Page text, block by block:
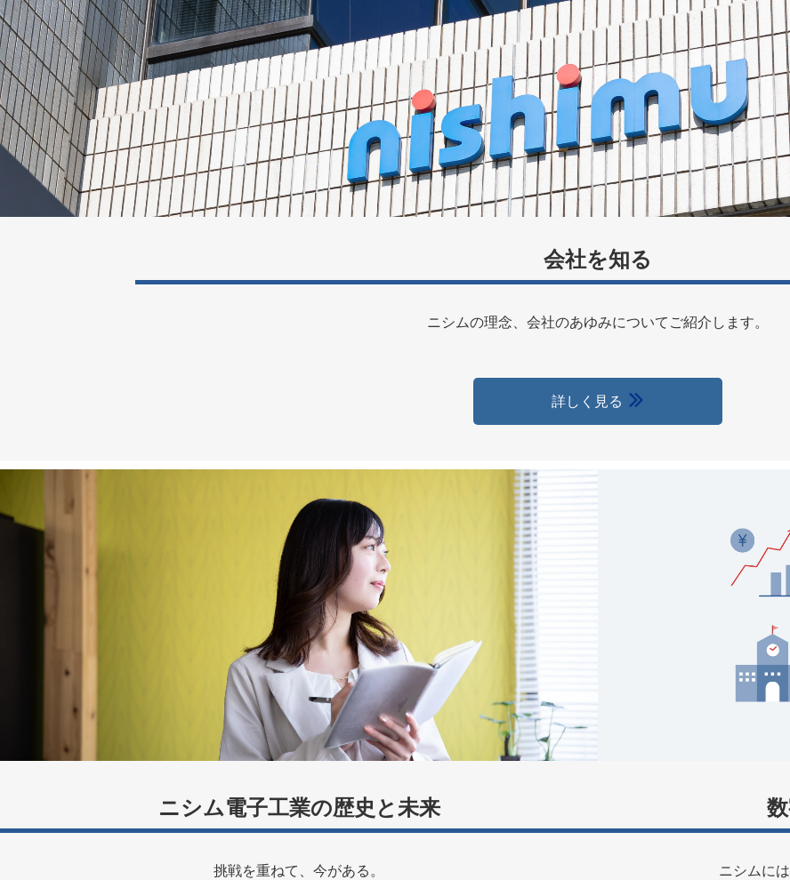
会社を知る
ニシムの理念、会社のあゆみについてご紹介します。
詳しく見る
ニシム電子工業の歴史と未来
挑戦を重ねて、今がある。 ニシムに